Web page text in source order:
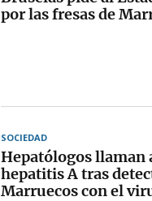
por las fresas de
SOCIEDAD
Hepatólogos llaman
hepatitis A tras
Marruecos con el